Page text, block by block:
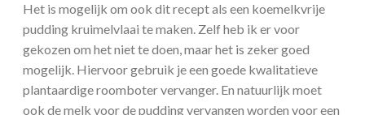
Het is mogelijk om ook dit recept als een koemelkvrije
pudding kruimelvlaai te maken. Zelf heb ik er voor
gekozen om het niet te doen, maar het is zeker goed
mogelijk. Hiervoor gebruik je een goede kwalitatieve
plantaardige roomboter vervanger. En natuurlijk moet
ook de melk voor de pudding vervangen worden voor een